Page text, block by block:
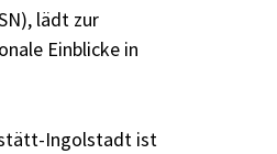
lädt zur
Einblicke in
Ingolstadt ist